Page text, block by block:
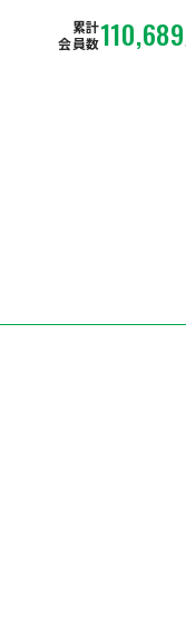
累計
会員数110,689